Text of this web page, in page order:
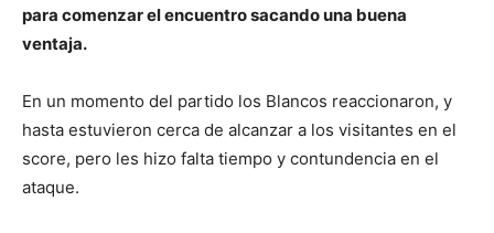
para comenzar el encuentro sacando una buena
ventaja.
En un momento del partido los Blancos reaccionaron, y
hasta estuvieron cerca de alcanzar a los visitantes en el
score, pero les hizo falta tiempo y contundencia en el
ataque.